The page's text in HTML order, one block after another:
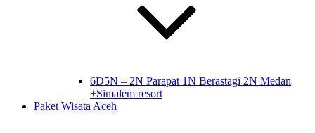
6D5N – 2N Parapat 1N Berastagi 2N Medan
+Simalem resort
Paket Wisata Aceh